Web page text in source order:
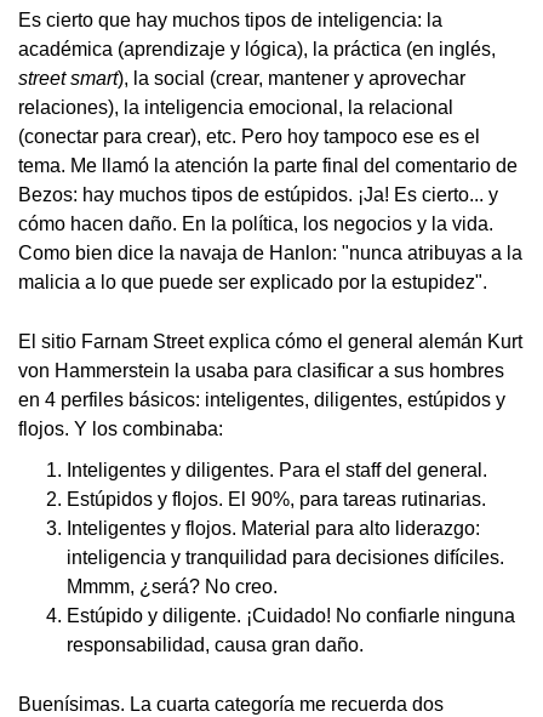
Es cierto que hay muchos tipos de inteligencia: la
académica (aprendizaje y lógica), la práctica (en inglés,
street smart), la social (crear, mantener y aprovechar
relaciones), la inteligencia emocional, la relacional
(conectar para crear), etc. Pero hoy tampoco ese es el
tema. Me llamó la atención la parte final del comentario de
Bezos: hay muchos tipos de estúpidos. ¡Ja! Es cierto... y
cómo hacen daño. En la política, los negocios y la vida.
Como bien dice la navaja de Hanlon: "nunca atribuyas a la
malicia a lo que puede ser explicado por la estupidez".
El sitio Farnam Street explica cómo el general alemán Kurt
von Hammerstein la usaba para clasificar a sus hombres
en 4 perfiles básicos: inteligentes, diligentes, estúpidos y
flojos. Y los combinaba:
Inteligentes y diligentes. Para el staff del general.
Estúpidos y flojos. El 90%, para tareas rutinarias.
Inteligentes y flojos. Material para alto liderazgo:
inteligencia y tranquilidad para decisiones difíciles.
Mmmm, ¿será? No creo.
Estúpido y diligente. ¡Cuidado! No confiarle ninguna
responsabilidad, causa gran daño.
Buenísimas. La cuarta categoría me recuerda dos